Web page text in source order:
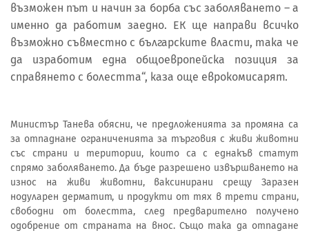
възможен път и начин за борба със заболяването – а
именно да работим заедно. ЕК ще направи всичко
възможно съвместно с българските власти, така че
да изработим една общоевропейска позиция за
справянето с болестта“, каза още еврокомисарят.
Министър Танева обясни, че предложенията за промяна са
за отпаднане ограниченията за търговия с живи животни
със страни и територии, които са с еднакъв статут
спрямо заболяването. Да бъде разрешено извършването на
износ на живи животни, ваксинирани срещу Заразен
нодуларен дерматит, и продукти от тях в трети страни,
свободни от болестта, след предварително получено
одобрение от страната на внос. Също така да отпадане